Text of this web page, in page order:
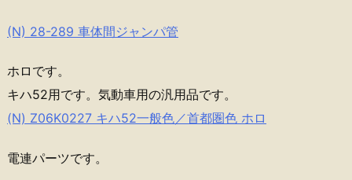
(N) 28-289 車体間ジャンパ管
ホロです。
キハ52用です。気動車用の汎用品です。
(N) Z06K0227 キハ52一般色／首都圏色 ホロ
電連パーツです。